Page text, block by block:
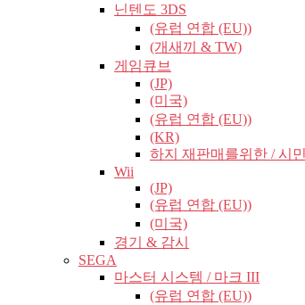
닌텐도 3DS
(유럽​​ 연합 (EU))
(개새끼 & TW)
게임큐브
(JP)
(미국)
(유럽​​ 연합 (EU))
(KR)
하지 재판매를위한 / 시민
Wii
(JP)
(유럽​​ 연합 (EU))
(미국)
경기 & 감시
SEGA
마스터 시스템 / 마크 III
(유럽​​ 연합 (EU))